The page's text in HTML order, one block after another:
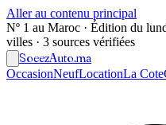
Aller au contenu principal
Nº 1 au Maroc · Édition du
villes · 3 sources vérifiées
SoeezAuto.ma
OccasionNeufLocationLa Cote